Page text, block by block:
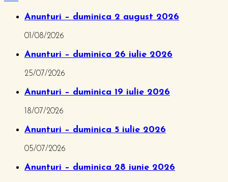
Anunturi – duminica 2 august 2026
01/08/2026
Anunturi – duminica 26 iulie 2026
25/07/2026
Anunturi – duminica 19 iulie 2026
18/07/2026
Anunturi – duminica 5 iulie 2026
05/07/2026
Anunturi – duminica 28 iunie 2026